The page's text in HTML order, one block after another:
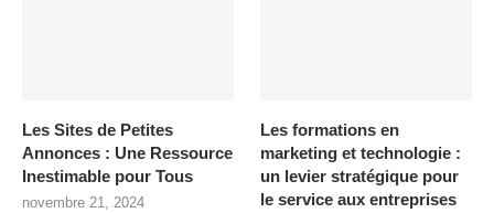
Les Sites de Petites
Annonces : Une Ressource
Inestimable pour Tous
novembre 21, 2024
Les formations en
marketing et technologie :
un levier stratégique pour
le service aux entreprises